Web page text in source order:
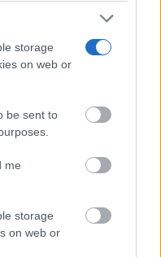
storage
on web or
be sent to
me
storage
on web or
Estas señales lo